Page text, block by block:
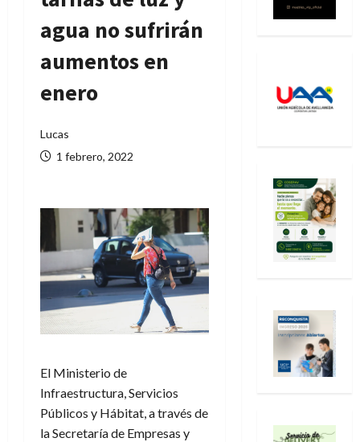
agua no sufrirán
aumentos en
enero
Lucas
1 febrero, 2022
El Ministerio de
Infraestructura, Servicios
Públicos y Hábitat, a través de
la Secretaría de Empresas y